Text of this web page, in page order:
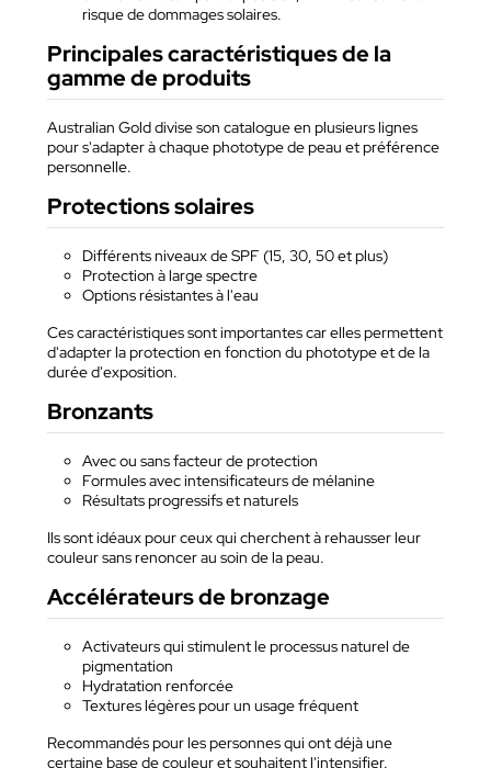
risque de dommages solaires.
Principales caractéristiques de la
gamme de produits
Australian Gold divise son catalogue en plusieurs lignes
pour s'adapter à chaque phototype de peau et préférence
personnelle.
Protections solaires
Différents niveaux de SPF (15, 30, 50 et plus)
Protection à large spectre
Options résistantes à l'eau
Ces caractéristiques sont importantes car elles permettent
d'adapter la protection en fonction du phototype et de la
durée d'exposition.
Bronzants
Avec ou sans facteur de protection
Formules avec intensificateurs de mélanine
Résultats progressifs et naturels
Ils sont idéaux pour ceux qui cherchent à rehausser leur
couleur sans renoncer au soin de la peau.
Accélérateurs de bronzage
Activateurs qui stimulent le processus naturel de
pigmentation
Hydratation renforcée
Textures légères pour un usage fréquent
Recommandés pour les personnes qui ont déjà une
certaine base de couleur et souhaitent l'intensifier.